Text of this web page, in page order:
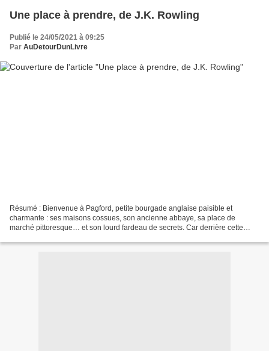
Une place à prendre, de J.K. Rowling
Publié le 24/05/2021 à 09:25
Par AuDetourDunLivre
Résumé : Bienvenue à Pagford, petite bourgade anglaise paisible et
charmante : ses maisons cossues, son ancienne abbaye, sa place de
marché pittoresque… et son lourd fardeau de secrets. Car derrière cette